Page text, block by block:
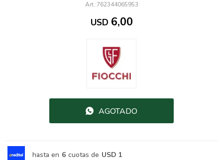
762344065953
USD 6,00
AGOTADO
hasta en 6 cuotas de USD 1